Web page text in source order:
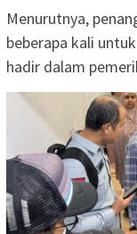
Menurutnya,
beberapa kali
hadir dalam